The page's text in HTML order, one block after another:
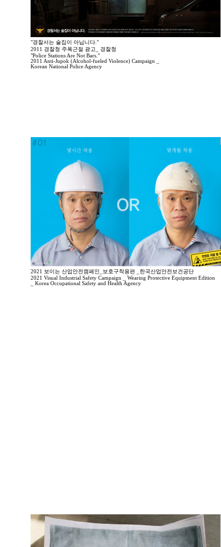
"경찰서는 술집이 아닙니다."
2011 경찰청 주폭근절 광고_ 경찰청
"Police Stations Are Not Bars."
2011 Anti-Jupok (Alcohol-fueled Violence) Campaign _
Korean National Police Agency
2021 보이는 산업안전캠페인_보호구착용편 _한국산업안전보건공단
2021 Visual Industrial Safety Campaign _ Wearing Protective Equipment Edition
_ Korea Occupational Safety and Health Agency